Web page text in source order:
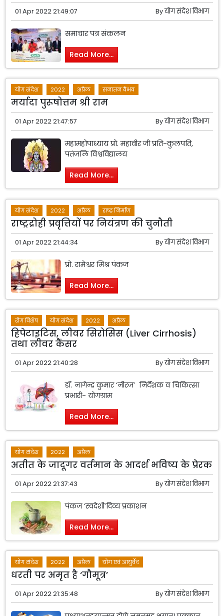
01 Apr 2022 21:49:07 Byयोग संदेश विभाग
समाचार पत्र संकलन
Read More...
योग संदेश 2022 अप्रैल सनातन वैभव
मर्यादा पुरूषोत्तम श्री राम
01 Apr 2022 21:47:57 Byयोग संदेश विभाग
महामहोपाध्याय प्रो. महावीर जी प्रति-कुलपति,
पतंजलि विश्वविद्यालय
Read More...
योग संदेश 2022 अप्रैल राष्ट्र निर्माण
राष्ट्रद्रोही प्रवृत्तियों पर नियंत्रण की चुनौती
01 Apr 2022 21:44:34 Byयोग संदेश विभाग
प्रो. रामेश्वर मिश्र पंकज
Read More...
रोग विशेष योग संदेश 2022 अप्रैल
हिपेटाइटिस, लीवर सिरोसिस (Liver Cirrhosis)
तथा लीवर कैंसर
01 Apr 2022 21:40:28 Byयोग संदेश विभाग
डॉ. नागेन्द्र कुमार ‘नीरज’ निर्देशक व चिकित्सा
प्रभारी- योगग्राम
Read More...
योग संदेश 2022 अप्रैल
अतीत के जादूगर वर्तमान के आदर्श भविष्य के प्रेरक
01 Apr 2022 21:37:43 Byयोग संदेश विभाग
पंकज ‘स्वदेशी’दिव्य प्रकाशन
Read More...
योग संदेश 2022 अप्रैल योग एवं आयुर्वेद
धरती पर अमृत है ‘गौमूत्र’
01 Apr 2022 21:35:48 Byयोग संदेश विभाग